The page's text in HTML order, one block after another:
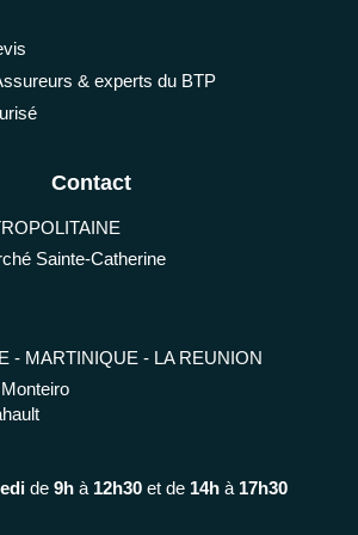
& experts du BTP
Contact
Sainte-Catherine
- MARTINIQUE - LA REUNION
de 9h à 12h30 et de 14h à 17h30